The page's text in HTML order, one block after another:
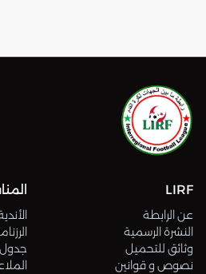
LIRF
عن الرابطة
النشرة الرسمية
وثائق للتحميل
نصوص و قوانين
جدول